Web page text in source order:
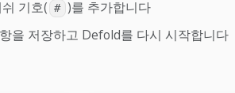
기호( # )를 추가합니다
을 저장하고 Defold를 다시 시작합니다